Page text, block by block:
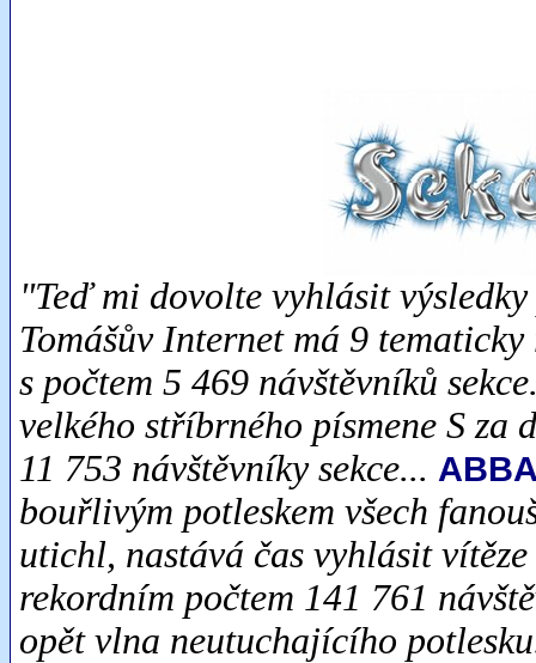
"Teď mi dovolte vyhlásit
Tomášův Internet má 9
s počtem 5 469 návštěvníků
velkého stříbrného písmene S za
11 753 návštěvníky sekce...
bouřlivým potleskem všech
utichl, nastává čas vyhlásit
rekordním počtem 141 761
opět vlna neutuchajícího